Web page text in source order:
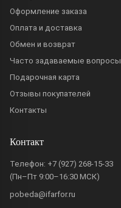
Оформление заказа
Оплата и доставка
Обмен и возврат
Часто задаваемые вопросы
Подарочная карта
Отзывы покупателей
Контакты
Контакт
Телефон: +7 (927) 268-15-33
(Пн–Пт 9:00–16:30 МСК)
pobeda@ifarfor.ru